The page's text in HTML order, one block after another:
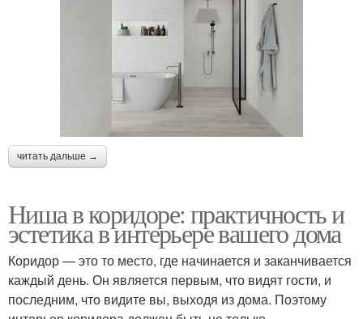
читать дальше →
Ниша в коридоре: практичность и
эстетика в интерьере вашего дома
Коридор — это то место, где начинается и заканчивается
каждый день. Он является первым, что видят гости, и
последним, что видите вы, выходя из дома. Поэтому